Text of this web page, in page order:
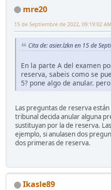
mre20
15 de Septiembre de 2022, 09:19:02 AM
Cita de: asier.lzkn en 15 de
En la parte A del examen
reserva, sabeis como se
5? pone algo de anular.
Las preguntas de reserva
tribunal decida anular alguna
sustituyan por la de reserva.
ejemplo, si anulasen dos
dos primeras de reserva.
Ikasle89